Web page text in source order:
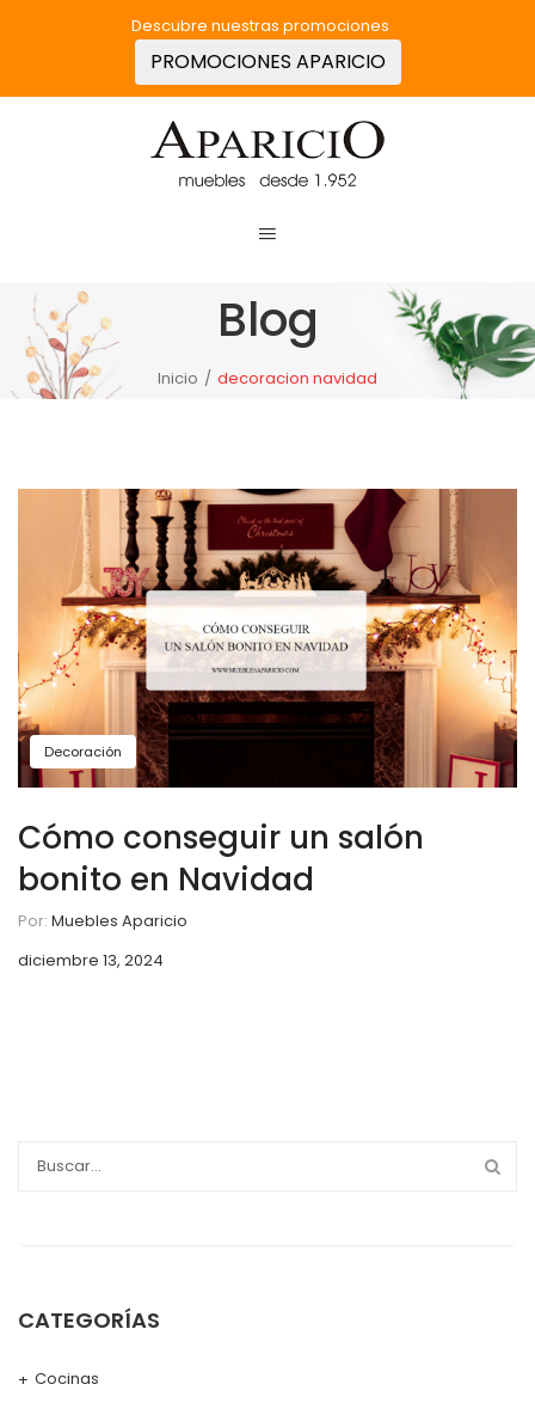
Descubre nuestras promociones
PROMOCIONES APARICIO
Blog
Inicio / decoracion navidad
Decoración
Cómo conseguir un salón
bonito en Navidad
Por: Muebles Aparicio
diciembre 13, 2024
CATEGORÍAS
Cocinas